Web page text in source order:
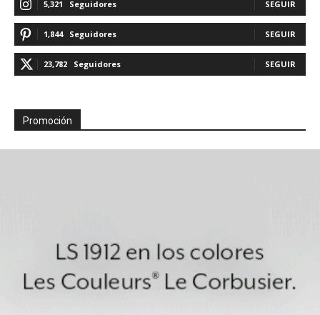
5,321 Seguidores SEGUIR
1,844 Seguidores SEGUIR
23,782 Seguidores SEGUIR
Promoción